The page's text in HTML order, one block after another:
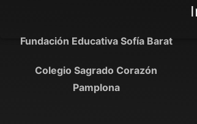
Fundación Educativa Sofía Barat
Colegio Sagrado Corazón
Pamplona